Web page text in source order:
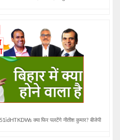
क्या फिर पलटेंगे नीतीश कुमार? बीजेपी